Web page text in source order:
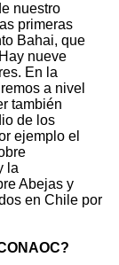
nuestro
primeras
Bahai, que
nueve
En la
a nivel
también
de los
ejemplo el
la
Abejas y
en Chile por